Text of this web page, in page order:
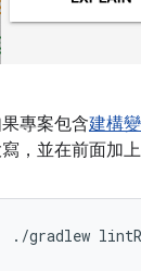
專案包含建構
，並在前面加上